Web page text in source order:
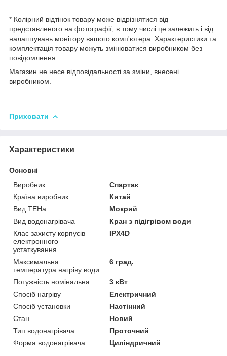
* Колірний відтінок товару може відрізнятися від
представленого на фотографії, в тому числі це залежить і від
налаштувань монітору вашого комп'ютера. Характеристики та
комплектація товару можуть змінюватися виробником без
повідомлення.
Магазин не несе відповідальності за зміни, внесені
виробником.
Приховати
Характеристики
Основні
Виробник
Спартак
Країна виробник
Китай
Вид ТЕНа
Мокрий
Вид водонагрівача
Кран з підігрівом води
Клас захисту корпусів
електронного
устаткування
IPX4D
Максимальна
температура нагріву води
6 град.
Потужність номінальна
3 кВт
Спосіб нагріву
Електричний
Спосіб установки
Настінний
Стан
Новий
Тип водонагрівача
Проточний
Форма водонагрівача
Циліндричний